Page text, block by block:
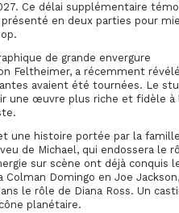
Ce délai supplémentaire
en deux parties pour
de grande envergure
Feltheimer, a récemment
avaient été tournées. Le
une œuvre plus riche et fidèle à
une histoire portée par la
de Michael, qui endossera le
sur scène ont déjà conquis
Domingo en Joe
le rôle de Diana Ross. Un
planétaire.